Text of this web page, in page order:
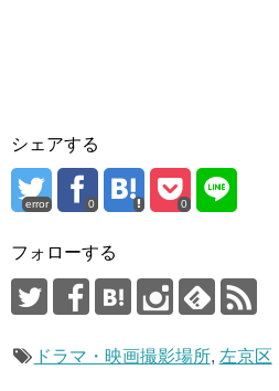
シェアする
error 0 0
フォローする
ドラマ・映画撮影場所, 左京区